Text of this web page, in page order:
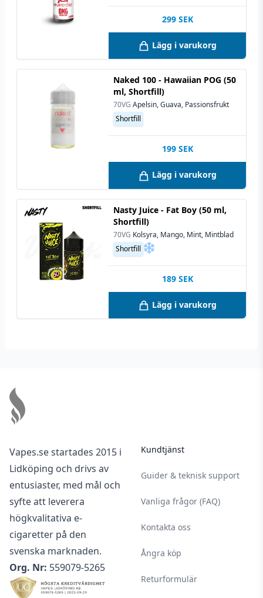
299 SEK
Lägg i varukorg
Naked 100 - Hawaiian POG (50
ml, Shortfill)
70VG Apelsin, Guava, Passionsfrukt
Shortfill
199 SEK
Lägg i varukorg
Nasty Juice - Fat Boy (50 ml,
Shortfill)
70VG Kolsyra, Mango, Mint, Mintblad
Shortfill
189 SEK
Lägg i varukorg
Vapes.se startades 2015 i
Lidköping och drivs av
entusiaster, med mål och
syfte att leverera
högkvalitativa e-
cigaretter på den
svenska marknaden.
Org. Nr: 559079-5265
Kundtjänst
Guider & teknisk support
Vanliga frågor (FAQ)
Kontakta oss
Ångra köp
Returformulär